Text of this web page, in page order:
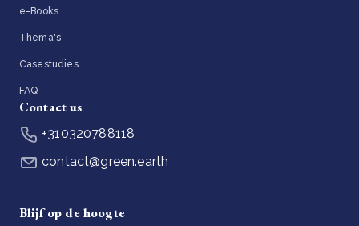
e-Books
Thema's
Casestudies
FAQ
Contact us
+310320788118
contact@green.earth
Blijf op de hoogte